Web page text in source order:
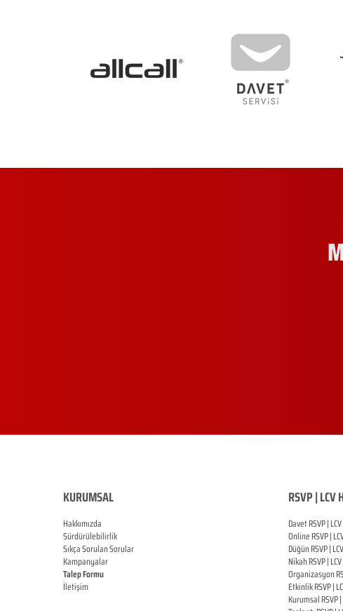
KURUMSAL
Hakkımızda
Sürdürülebilirlik
Sıkça Sorulan Sorular
Kampanyalar
Talep Formu
İletişim
RSVP | LCV
Davet RSVP |
OnlineRSVP |
DüğünRSVP |
NikahRSVP |
Organizasyon
EtkinlikRSVP |
KurumsalRSVP |